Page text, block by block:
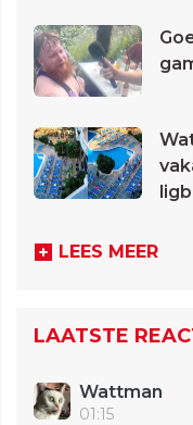
LEES MEER
LAATSTE
Wattman
01:15